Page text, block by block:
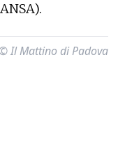
Il Mattino di Padova